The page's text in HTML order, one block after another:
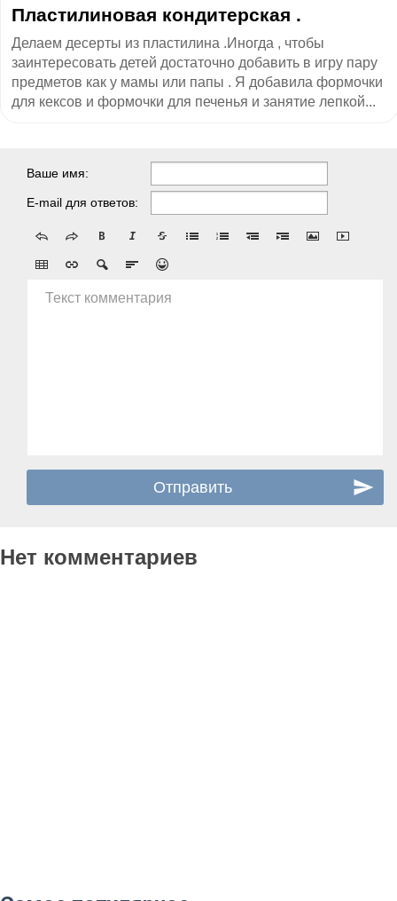
Пластилиновая кондитерская .
Делаем десерты из пластилина .Иногда , чтобы
заинтересовать детей достаточно добавить в игру пару
предметов как у мамы или папы . Я добавила формочки
для кексов и формочки для печенья и занятие лепкой...
Ваше имя:
E-mail для ответов:
Текст комментария
Нет комментариев